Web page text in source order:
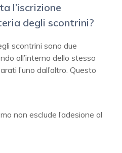
l’iscrizione
degli scontrini?
scontrini sono due
all’interno dello stesso
l’uno dall’altro. Questo
non esclude l’adesione al